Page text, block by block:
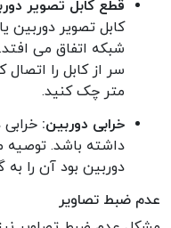
قطع کابل تصویر
شبکه اتفاق می
سر از کابل را اتصال
متر چک کنید.
خرابی دوربین: خرابی
داشته باشد.
دوربین بود آن را به
عدم ضبط تصاویر